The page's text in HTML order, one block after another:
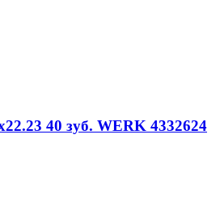
40 зуб. WERK 4332624